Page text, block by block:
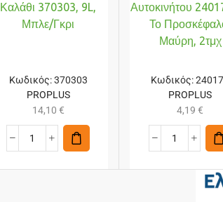
Καλάθι 370303, 9L,
Μπλε/γκρι
Κωδικός:370303
PROPLUS
14,10 €
Αυτοκινήτου
Το
Μαύρη, 2τμχ
Κωδικός:
PROPLUS
4,19€